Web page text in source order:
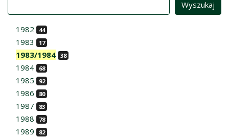
1982 44
1983 17
1983/1984 38
1984 68
1985 92
1986 80
1987 83
1988 78
1989 82